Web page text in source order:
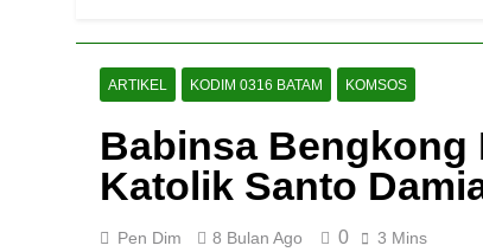
ARTIKEL KODIM 0316 BATAM KOMSOS
Babinsa Bengkong
Katolik Santo
Pen Dim 8 Bulan Ago 0 3 Mins